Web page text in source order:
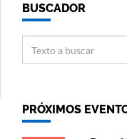
BUSCADOR
PRÓXIMOS